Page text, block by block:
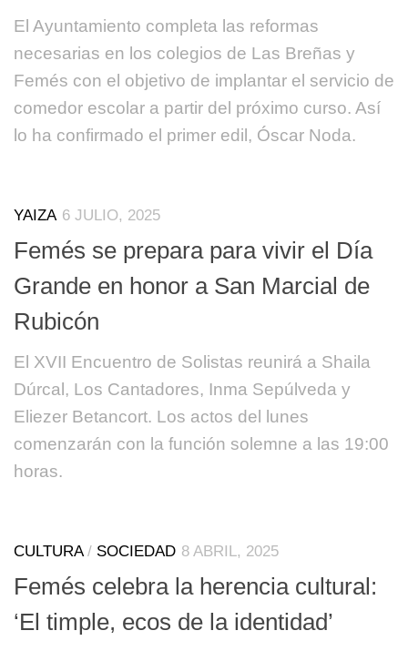
El Ayuntamiento completa las reformas
necesarias en los colegios de Las Breñas y
Femés con el objetivo de implantar el servicio de
comedor escolar a partir del próximo curso. Así
lo ha confirmado el primer edil, Óscar Noda.
YAIZA 6 JULIO, 2025
Femés se prepara para vivir el Día
Grande en honor a San Marcial de
Rubicón
El XVII Encuentro de Solistas reunirá a Shaila
Dúrcal, Los Cantadores, Inma Sepúlveda y
Eliezer Betancort. Los actos del lunes
comenzarán con la función solemne a las 19:00
horas.
CULTURA/ SOCIEDAD 8 ABRIL, 2025
Femés celebra la herencia cultural:
‘El timple, ecos de la identidad’